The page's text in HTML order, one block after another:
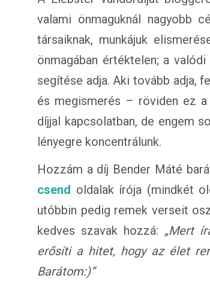
valami önmaguknál nagyobb
társaiknak, munkájuk
önmagában értéktelen; a
segítése adja. Aki tovább adja,
és megismerés – röviden ez a
díjjal kapcsolatban, de engem
lényegre koncentrálunk.
Hozzám a díj Bender Máté
csend oldalak írója (mindkét
utóbbin pedig remek verseit
kedves szavak hozzá: „Mert
erősíti a hitet, hogy az élet
Barátom:)”